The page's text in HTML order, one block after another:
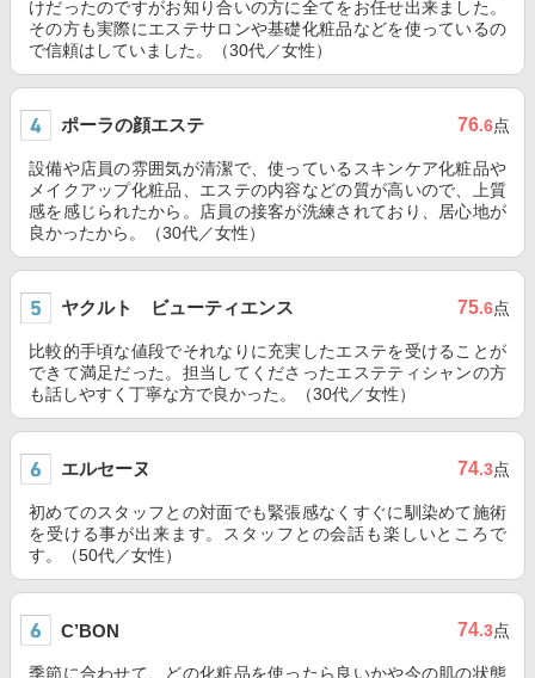
けだったのですがお知り合いの方に全てをお任せ出来ました。
その方も実際にエステサロンや基礎化粧品などを使っているの
で信頼はしていました。（30代／女性）
ポーラの顔エステ 76.6点
設備や店員の雰囲気が清潔で、使っているスキンケア化粧品や
メイクアップ化粧品、エステの内容などの質が高いので、上質
感を感じられたから。店員の接客が洗練されており、居心地が
良かったから。（30代／女性）
ヤクルト ビューティエンス 75.6点
比較的手頃な値段でそれなりに充実したエステを受けることが
できて満足だった。担当してくださったエステティシャンの方
も話しやすく丁寧な方で良かった。（30代／女性）
エルセーヌ 74.3点
初めてのスタッフとの対面でも緊張感なくすぐに馴染めて施術
を受ける事が出来ます。スタッフとの会話も楽しいところで
す。（50代／女性）
C’BON 74.3点
季節に合わせて、どの化粧品を使ったら良いかや今の肌の状態